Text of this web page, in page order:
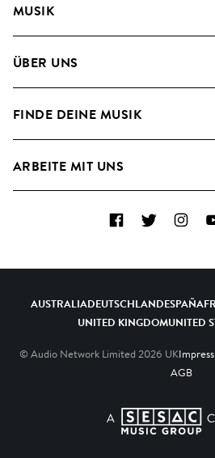
MUSIK
Suche
ÜBER UNS
Blog
FINDE DEINE MUSIK
Kontakt
ARBEITE MIT UNS
A&R - Demo-Einsendungen
FacebookTwitter
AUSTRALIADEUTSCHLANDESPAÑA
UNITED KINGDOMUNITED
© Audio Network Limited 2026 UK
AGB
A